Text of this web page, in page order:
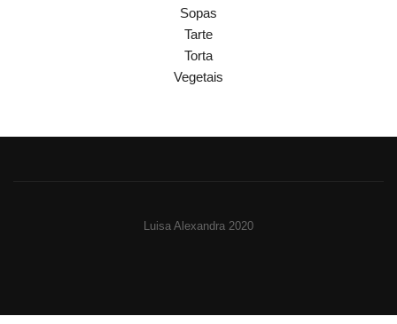
Sopas
Tarte
Torta
Vegetais
Luisa Alexandra 2020